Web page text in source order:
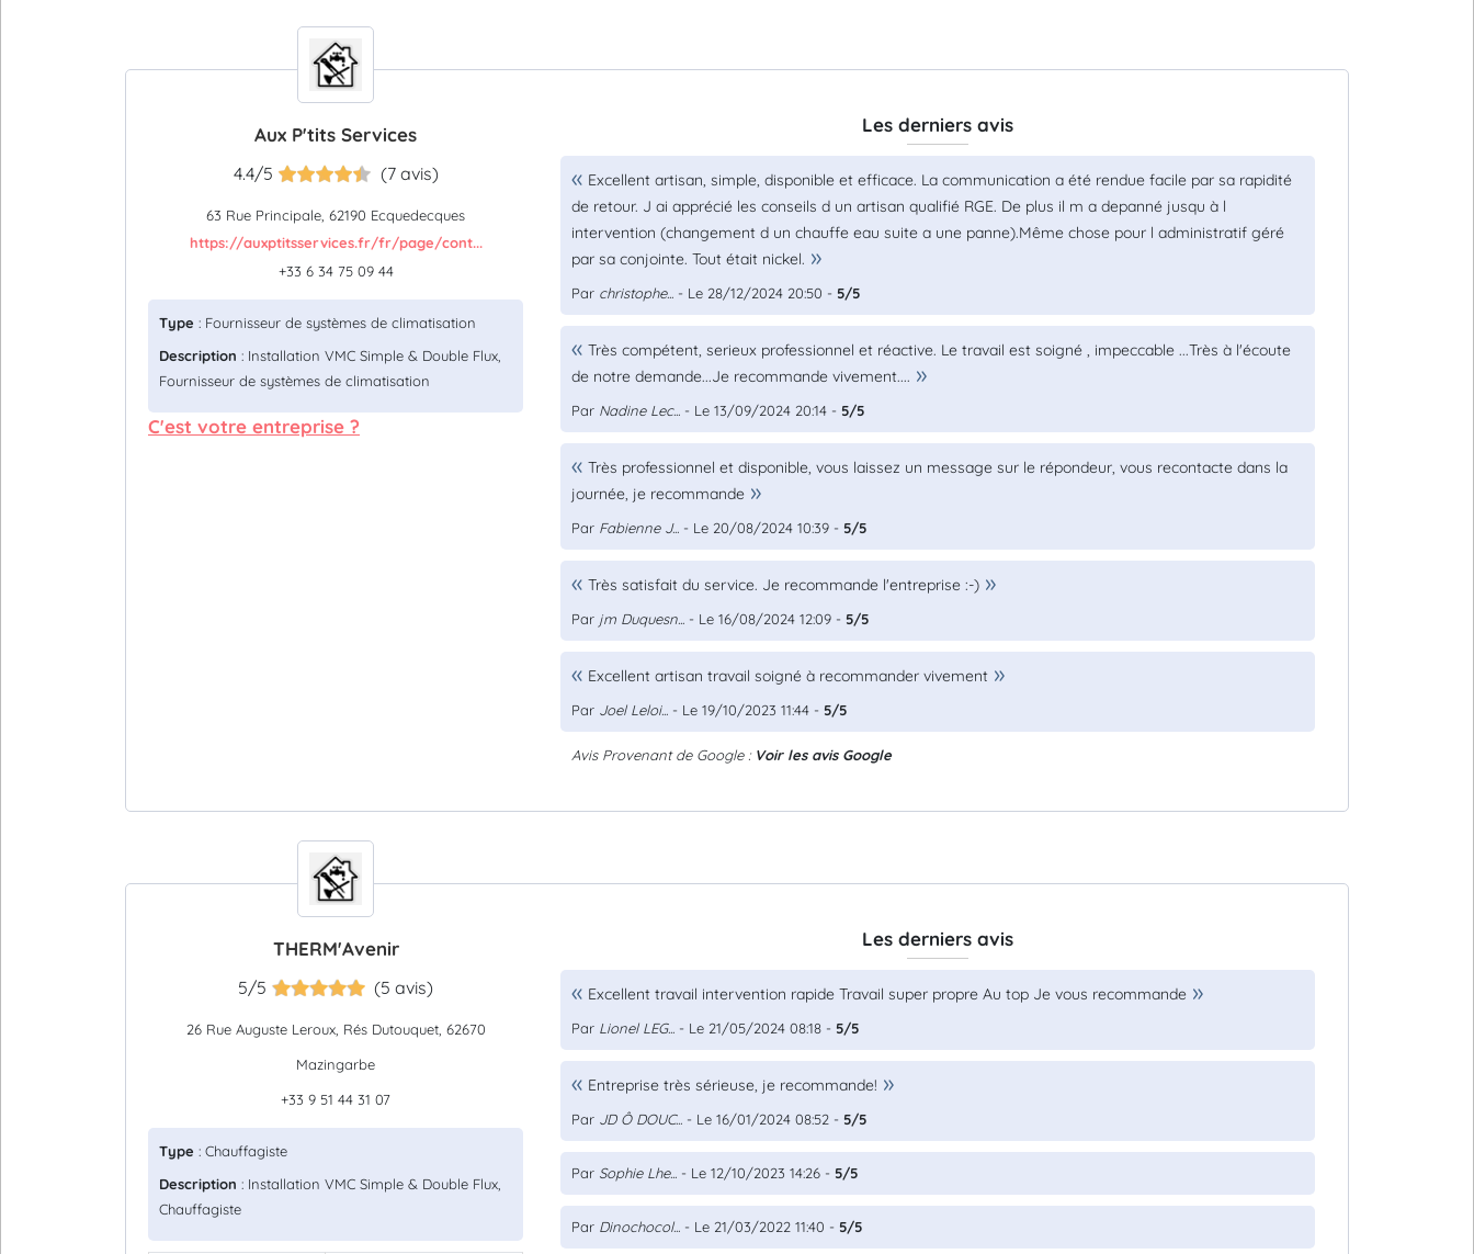
Aux P'tits Services
4.4/5 (7 avis)
63 Rue Principale, 62190 Ecquedecques
https://auxptitsservices.fr/fr/page/cont...
+33 6 34 75 09 44
Type : Fournisseur de systèmes de climatisation
Description : Installation VMC Simple & Double Flux,
Fournisseur de systèmes de climatisation
C'est votre entreprise ?
Les derniers avis
Excellent artisan, simple, disponible et efficace. La communication a été rendue facile par sa rapidité
de retour. J ai apprécié les conseils d un artisan qualifié RGE. De plus il m a depanné jusqu à l
intervention (changement d un chauffe eau suite a une panne).Même chose pour l administratif géré
par sa conjointe. Tout était nickel.
Par christophe... - Le 28/12/2024 20:50 - 5/5
Très compétent, serieux professionnel et réactive. Le travail est soigné , impeccable ...Très à l'écoute
de notre demande...Je recommande vivement....
Par Nadine Lec... - Le 13/09/2024 20:14 - 5/5
Très professionnel et disponible, vous laissez un message sur le répondeur, vous recontacte dans la
journée, je recommande
Par Fabienne J... - Le 20/08/2024 10:39 - 5/5
Très satisfait du service. Je recommande l'entreprise :-)
Par jm Duquesn... - Le 16/08/2024 12:09 - 5/5
Excellent artisan travail soigné à recommander vivement
Par Joel Leloi... - Le 19/10/2023 11:44 - 5/5
Avis Provenant de Google : Voir les avis Google
THERM'Avenir
5/5 (5 avis)
26 Rue Auguste Leroux, Rés Dutouquet, 62670
Mazingarbe
+33 9 51 44 31 07
Type : Chauffagiste
Description : Installation VMC Simple & Double Flux,
Chauffagiste
Les derniers avis
Excellent travail intervention rapide Travail super propre Au top Je vous recommande
Par Lionel LEG... - Le 21/05/2024 08:18 - 5/5
Entreprise très sérieuse, je recommande!
Par JD Ô DOUC... - Le 16/01/2024 08:52 - 5/5
Par Sophie Lhe... - Le 12/10/2023 14:26 - 5/5
Par Dinochocol... - Le 21/03/2022 11:40 - 5/5